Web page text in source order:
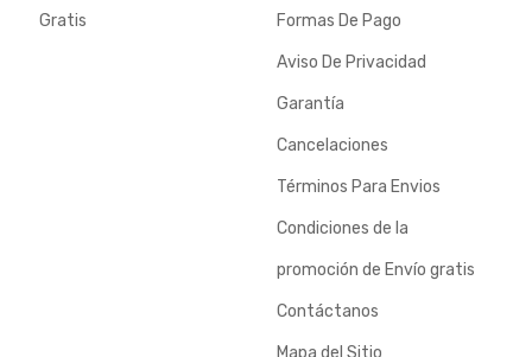
Gratis Formas De Pago
Aviso De Privacidad
Garantía
Cancelaciones
Términos Para Envios
Condiciones de la
promoción de Envío gratis
Contáctanos
Mapa del Sitio